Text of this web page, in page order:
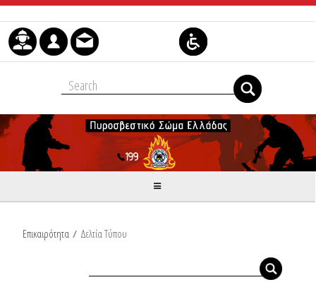
Μετάβαση στο περιεχόμενο
Επικαιρότητα / Δελτία Τύπου